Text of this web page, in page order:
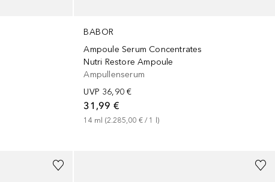
BABOR
Ampoule Serum Concentrates
Nutri Restore Ampoule
Ampullenserum
UVP 36,90 €
31,99 €
14 ml (2.285,00 € / 1 l)